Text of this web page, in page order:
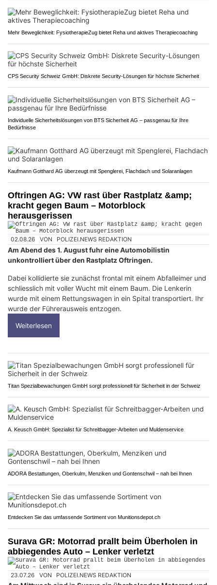
Mehr Beweglichkeit: FysiotherapieZug bietet Reha und aktives Therapiecoaching
CPS Security Schweiz GmbH: Diskrete Security-Lösungen für höchste Sicherheit
Individuelle Sicherheitslösungen von BTS Sicherheit AG – passgenau für Ihre
Bedürfnisse
Kaufmann Gotthard AG überzeugt mit Spenglerei, Flachdach und Solaranlagen
Oftringen AG: VW rast über Rastplatz &amp;
kracht gegen Baum – Motorblock
herausgerissen
02.08.26 VON POLIZEI.NEWS REDAKTION
Am Abend des 1. August fuhr eine Automobilistin
unkontrolliert über den Rastplatz Oftringen.
Dabei kollidierte sie zunächst frontal mit einem Abfalleimer und
schliesslich mit voller Wucht mit einem Baum. Die Lenkerin
wurde mit einem Rettungswagen in ein Spital transportiert. Ihr
wurde der Führerausweis entzogen.
Weiterlesen
Titan Spezialbewachungen GmbH sorgt professionell für Sicherheit in der Schweiz
A. Keusch GmbH: Spezialist für Schreitbagger-Arbeiten und Muldenservice
ADORA Bestattungen, Oberkulm, Menziken und Gontenschwil – nah bei Ihnen
Entdecken Sie das umfassende Sortiment von Munitionsdepot.ch
Surava GR: Motorrad prallt beim Überholen in
abbiegendes Auto – Lenker verletzt
23.07.26 VON POLIZEI.NEWS REDAKTION